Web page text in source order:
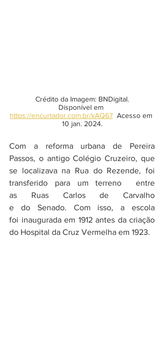
Crédito da Imagem: BNDigital.
Disponível em
https://encurtador.com.br/kAQ67
  Acesso em
10 jan. 2024.
Com a reforma urbana de Pereira
Passos, o antigo Colégio Cruzeiro, que
se localizava na Rua do Rezende, foi
transferido para um terreno  entre
as Ruas Carlos de Carvalho
e do Senado. Com isso, a escola
foi inaugurada em 1912 antes da criação
do Hospital da Cruz Vermelha em 1923.